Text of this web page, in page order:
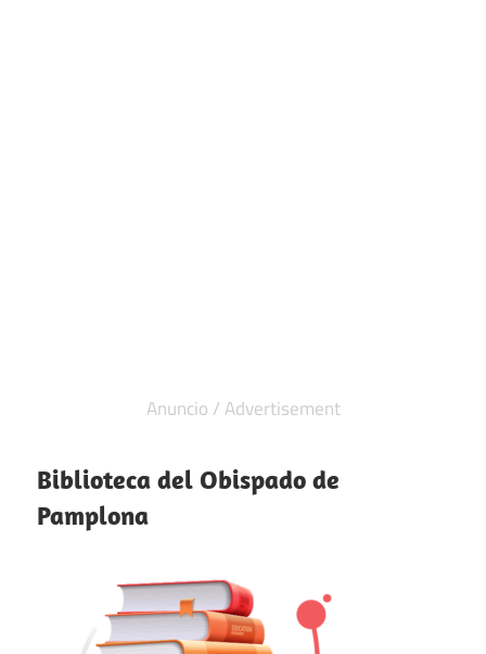
Biblioteca del Obispado de
Pamplona